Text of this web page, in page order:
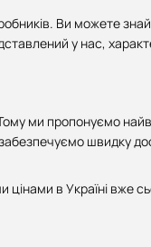
Ви можете
у нас,
ми пропонуємо
швидку
в Україні вже